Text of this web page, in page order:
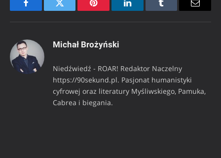
FacebookTwitter Pinterest LinkedInTumblr Email
Michał Brożyński
Niedźwiedź - ROAR! Redaktor Naczelny
https://90sekund.pl. Pasjonat humanistyki
cyfrowej oraz literatury Myśliwskiego, Pamuka,
Cabrea i biegania.